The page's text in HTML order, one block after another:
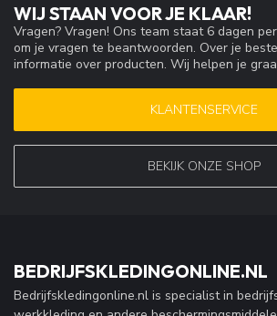
WIJ STAAN VOOR JE KLAAR!
Vragen? Vragen! Ons team staat 6 dagen
om je vragen te beantwoorden. Over je
informatie over producten. Wij helpen je
KLANTENSERVICE
BEKIJK ONZE SHOP
BEDRIJFSKLEDINGONLINE.NL
Bedrijfskledingonline.nl is specialist in